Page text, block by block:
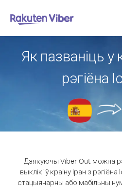
Як пазваніць у
рэгіёна
Дзякуючы Viber Out можна
выклікі ў краіну Іран з рэгіёна
стацыянарны або мабільны